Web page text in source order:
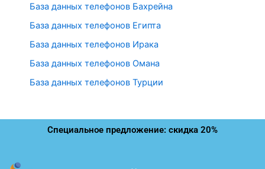
База данных телефонов Бахрейна
База данных телефонов Египта
База данных телефонов Ирака
База данных телефонов Омана
База данных телефонов Турции
Специальное предложение: скидка 20%